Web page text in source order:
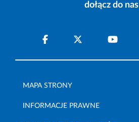
dołącz do nas
MAPA STRONY
INFORMACJE PRAWNE